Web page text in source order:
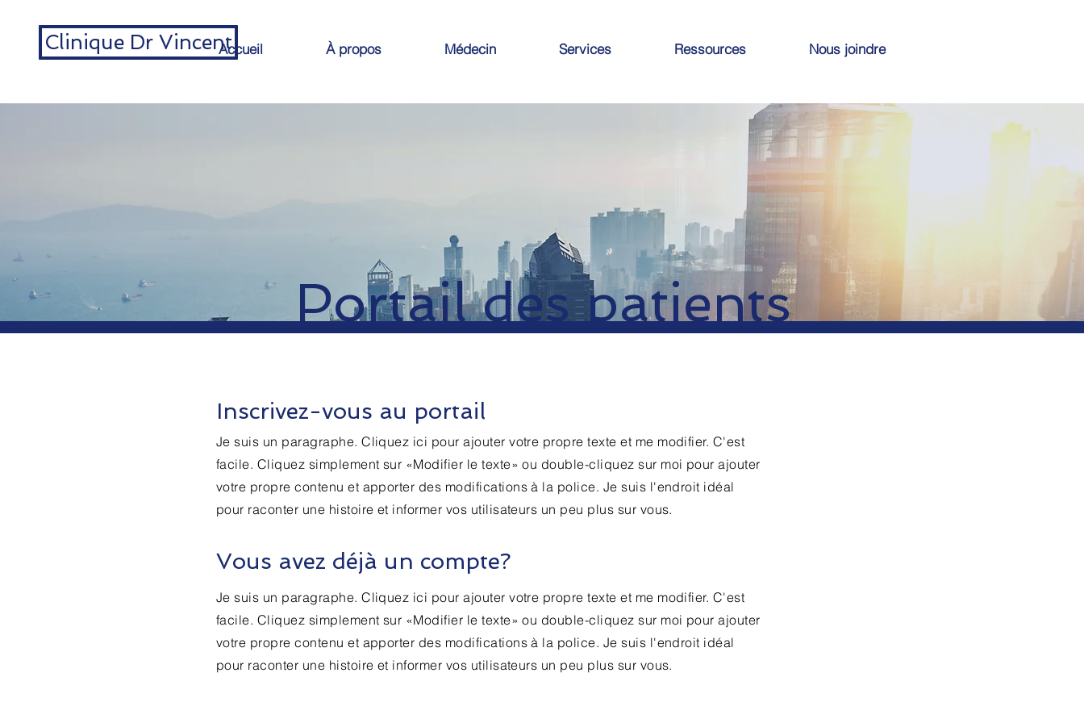
Clinique Dr VincentAccueil À propos Médecin Services Ressources Nous joindre
Portail des patients
Inscrivez-vous au portail
Je suis un paragraphe. Cliquez ici pour ajouter votre propre texte et me modifier. C'est
facile. Cliquez simplement sur «Modifier le texte» ou double-cliquez sur moi pour ajouter
votre propre contenu et apporter des modifications à la police. Je suis l'endroit idéal
pour raconter une histoire et informer vos utilisateurs un peu plus sur vous.
Vous avez déjà un compte?
Je suis un paragraphe. Cliquez ici pour ajouter votre propre texte et me modifier. C'est
facile. Cliquez simplement sur «Modifier le texte» ou double-cliquez sur moi pour ajouter
votre propre contenu et apporter des modifications à la police. Je suis l'endroit idéal
pour raconter une histoire et informer vos utilisateurs un peu plus sur vous.